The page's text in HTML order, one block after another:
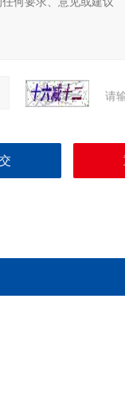
请